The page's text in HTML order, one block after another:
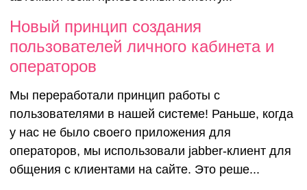
Новый принцип создания
пользователей личного кабинета и
операторов
Мы переработали принцип работы с
пользователями в нашей системе! Раньше, когда
у нас не было своего приложения для
операторов, мы использовали jabber-клиент для
общения с клиентами на сайте. Это реше...